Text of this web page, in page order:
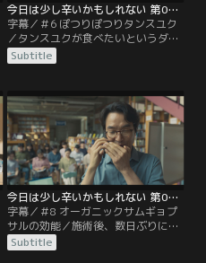
今日は少し辛いかもしれない 第06話／字幕
字幕／＃6 ぽつりぽつりタンスユク
／タンスユクが食べたいというダジ
ョンのために中華鍋を買ったチャン
ウク。 しかし、材料の準備に思った
しになってしまうが…
Subtitle
今日は少し辛いかもしれない 第08話／字幕
字幕／＃8 オーガニックサムギョプ
サルの効能／施術後、数日ぶりに出
たダジョンのおならに希望の一筋が
見えてきた。しっかり焼いたオーガ
Subtitle